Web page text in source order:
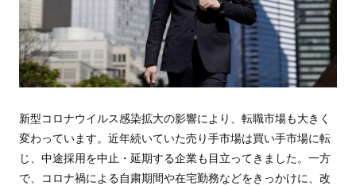
新型コロナウイルス感染拡大の影響により、転職市場も大きく
変わっています。近年続いていた売り手市場は買い手市場に転
じ、中途採用を中止・延期する企業も目立ってきました。一方
で、コロナ禍による自粛期間や在宅勤務などをきっかけに、改